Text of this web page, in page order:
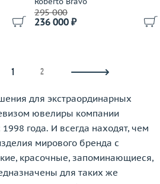
295 000
236 000 ₽
1 2
для экстраординарных
ювелиры компании
года. И всегда находят, чем
мирового бренда с
красочные, запоминающиеся,
для таких же